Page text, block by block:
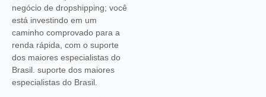
negócio de dropshipping; você
está investindo em um
caminho comprovado para a
renda rápida, com o suporte
dos maiores especialistas do
Brasil. suporte dos maiores
especialistas do Brasil.